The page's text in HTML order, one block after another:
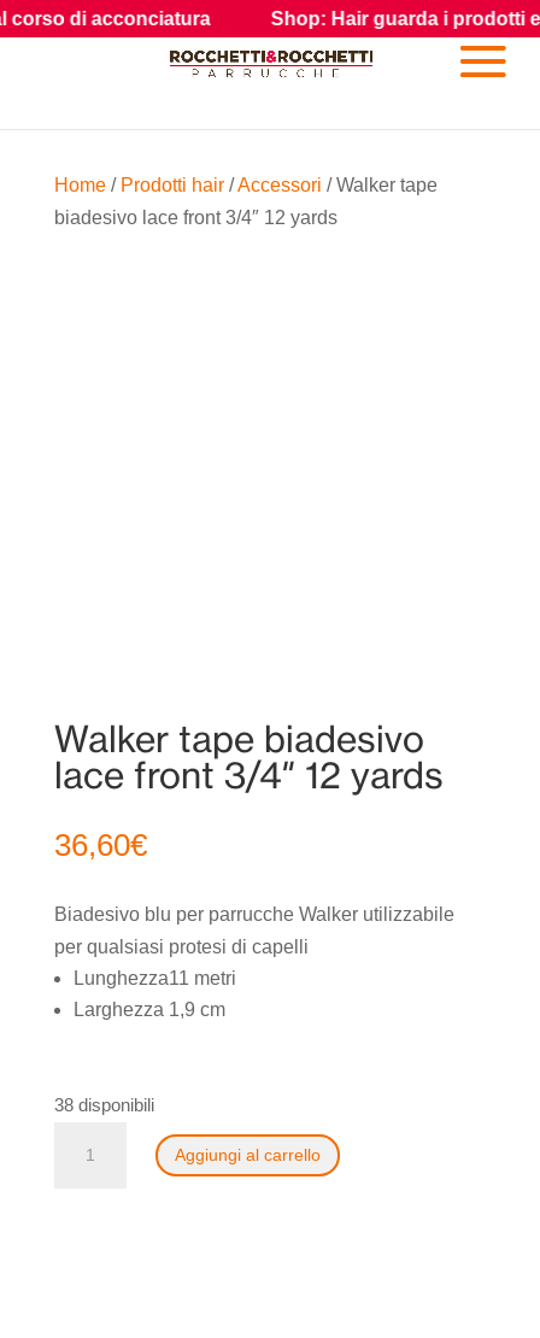
Home/ Prodotti hair/Accessori / Walker tape
biadesivo lace front 3/4″ 12 yards
Walker tape biadesivo
lace front 3/4″ 12 yards
36,60€
Biadesivo blu per parrucche Walker utilizzabile
per qualsiasi protesi di capelli
Lunghezza11 metri
Larghezza 1,9 cm
38 disponibili
Aggiungi al carrello
di acconciatura Shop: Hair guarda i prodotti e